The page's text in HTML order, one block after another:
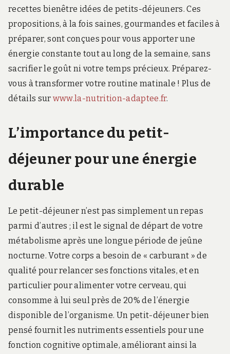
recettes bienêtre idées de petits-déjeuners. Ces
propositions, à la fois saines, gourmandes et faciles à
préparer, sont conçues pour vous apporter une
énergie constante tout au long de la semaine, sans
sacrifier le goût ni votre temps précieux. Préparez-
vous à transformer votre routine matinale ! Plus de
détails sur www.la-nutrition-adaptee.fr.
L’importance du petit-
déjeuner pour une énergie
durable
Le petit-déjeuner n’est pas simplement un repas
parmi d’autres ; il est le signal de départ de votre
métabolisme après une longue période de jeûne
nocturne. Votre corps a besoin de « carburant » de
qualité pour relancer ses fonctions vitales, et en
particulier pour alimenter votre cerveau, qui
consomme à lui seul près de 20% de l’énergie
disponible de l’organisme. Un petit-déjeuner bien
pensé fournit les nutriments essentiels pour une
fonction cognitive optimale, améliorant ainsi la